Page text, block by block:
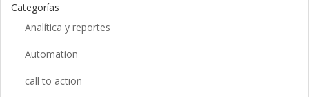
Categorías
Analítica y reportes
Automation
call to action